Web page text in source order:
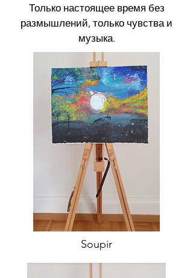
Только настоящее время без
размышлений, только чувства и
музыка.
Soupir